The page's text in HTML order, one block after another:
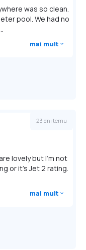
was so clean.
pool. We had no
mai mult
23 dni temu
lovely but I'm not
or it's Jet 2 rating.
mai mult